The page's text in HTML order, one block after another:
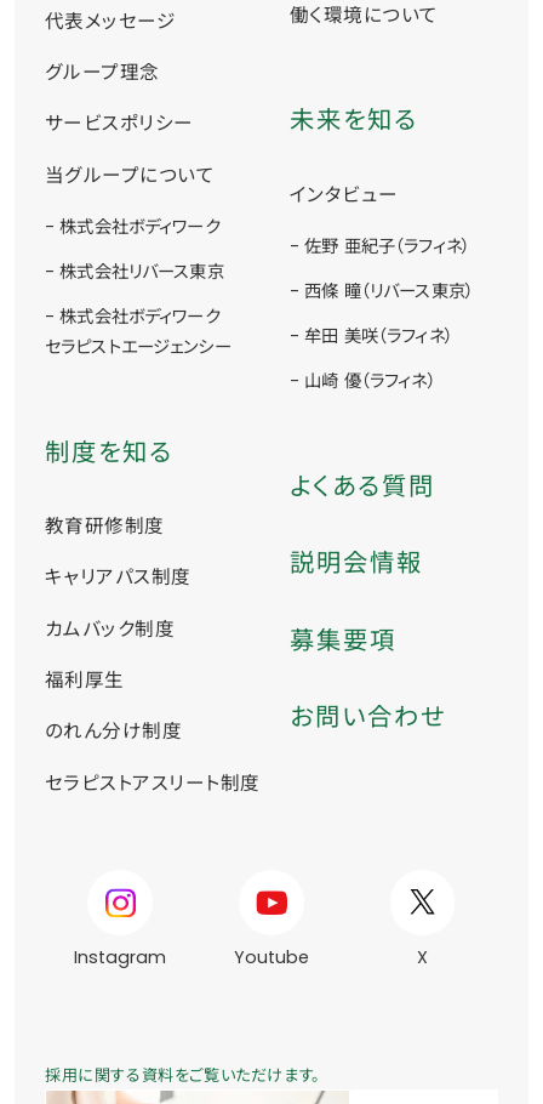
代表メッセージ
グループ理念
サービスポリシー
当グループについて
- 株式会社ボディワーク
- 株式会社リバース東京
- 株式会社ボディワーク
セラピストエージェンシー
制度を知る
教育研修制度
キャリアパス制度
カムバック制度
福利厚生
のれん分け制度
セラピストアスリート制度
働く環境について
未来を知る
インタビュー
- 佐野 亜紀子（ラフィネ）
- 西條 瞳（リバース東京）
- 牟田 美咲（ラフィネ）
- 山崎 優（ラフィネ）
よくある質問
説明会情報
募集要項
お問い合わせ
Instagram Youtube X
採用に関する資料をご覧いただけます。